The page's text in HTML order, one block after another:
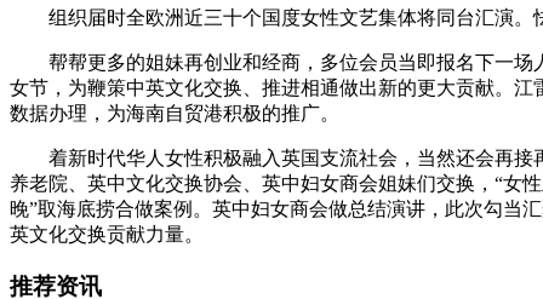
组织届时全欧洲近三十个国度女性文艺集体将同台汇演。
帮帮更多的姐妹再创业和经商，多位会员当即报名下一场
女节，为鞭策中英文化交换、推进相通做出新的更大贡献。
数据办理，为海南自贸港积极的推广。
着新时代华人女性积极融入英国支流社会，当然还会再接
养老院、英中文化交换协会、英中妇女商会姐妹们交换，“女
晚”取海底捞合做案例。英中妇女商会做总结演讲，此次勾当
英文化交换贡献力量。
推荐资讯